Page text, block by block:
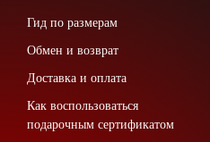
Гид по размерам
Обмен и возврат
Доставка и оплата
Как воспользоваться
подарочным сертификатом